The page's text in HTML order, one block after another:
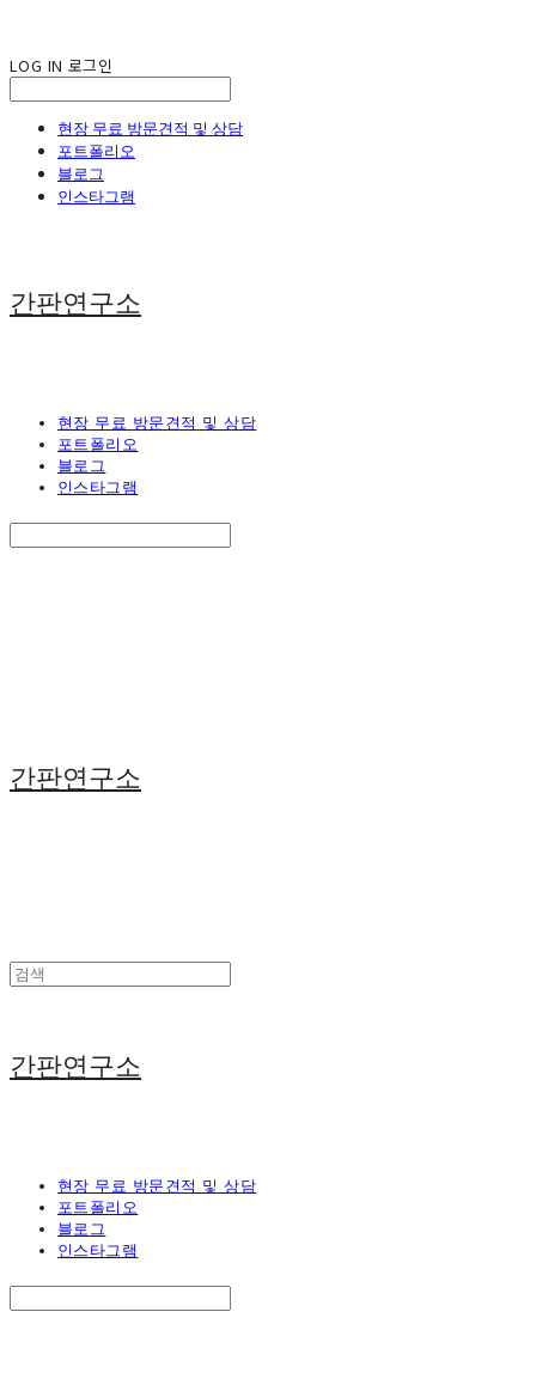
LOG IN 로그인
현장 무료 방문견적 및 상담
포트폴리오
블로그
인스타그램
간판연구소
현장 무료 방문견적 및 상담
포트폴리오
블로그
인스타그램
간판연구소
간판연구소
현장 무료 방문견적 및 상담
포트폴리오
블로그
인스타그램